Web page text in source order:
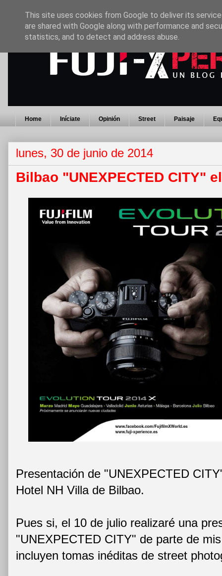
Home Iníciate Opinión Street Paisaje
lunes, 30 de junio de 2014
Bilbao "UNEXPECTED CITY"
Presentación de "UNEXPECTED
Hotel NH Villa de Bilbao.
Pues si, el 10 de julio realizaré una
"UNEXPECTED CITY" de parte de
incluyen tomas inéditas de street
This site uses cookies from Google to deliver its
are shared with Google along with performance and
statistics, and to detect and address abuse.